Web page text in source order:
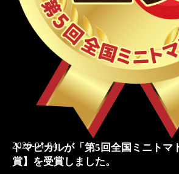
2026-04-24
トマピカルが「第5回全国ミニトマ
賞】を受賞しました。